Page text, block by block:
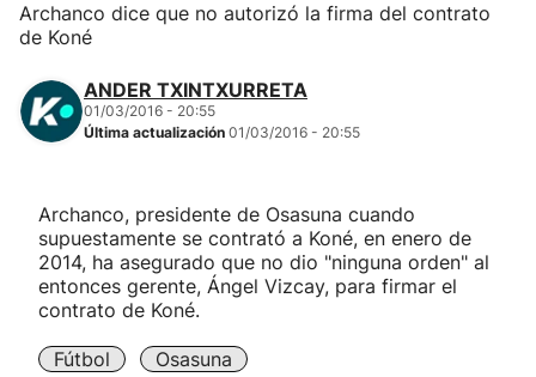
Kirolak 360
Atletismo
Más deportes
"Helmuga"
Archanco dice que no autorizó la firma del contrato
de Koné
ANDER TXINTXURRETA
01/03/2016 - 20:55
Última actualización 01/03/2016 - 20:55
Archanco, presidente de Osasuna cuando
supuestamente se contrató a Koné, en enero de
2014, ha asegurado que no dio "ninguna orden" al
entonces gerente, Ángel Vizcay, para firmar el
contrato de Koné.
Fútbol Osasuna